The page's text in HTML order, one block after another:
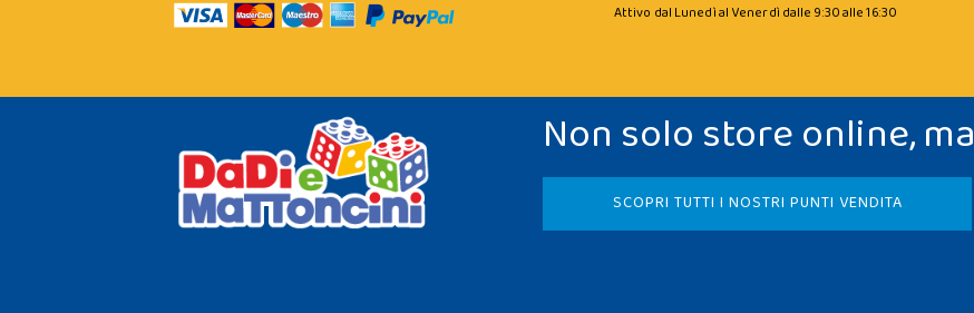
Attivo dal Lunedì al Venerdì dalle 9:30 alle 16:30
Non solo store online, ma
SCOPRI TUTTI I NOSTRI PUNTI VENDITA